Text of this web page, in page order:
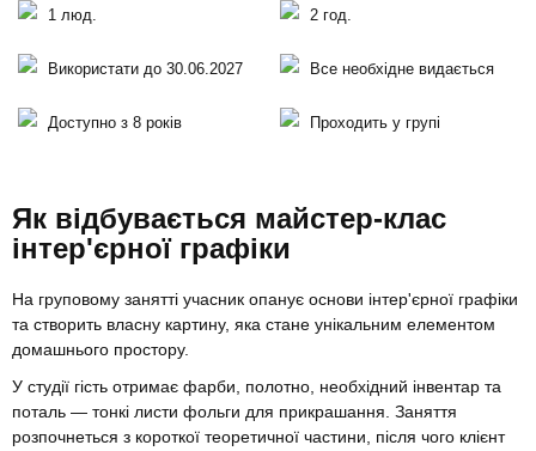
1 люд. 2 год.
Використати до 30.06.2027 Все необхідне видається
Доступно з 8 років Проходить у групі
Як відбувається майстер-клас
інтер'єрної графіки
На груповому занятті учасник опанує основи інтер'єрної графіки
та створить власну картину, яка стане унікальним елементом
домашнього простору.
У студії гість отримає фарби, полотно, необхідний інвентар та
поталь — тонкі листи фольги для прикрашання. Заняття
розпочнеться з короткої теоретичної частини, після чого клієнт